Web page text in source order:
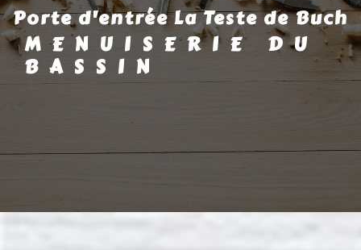
porte d'entrée La Teste de Buch
MENUISERIE DU
BASSIN